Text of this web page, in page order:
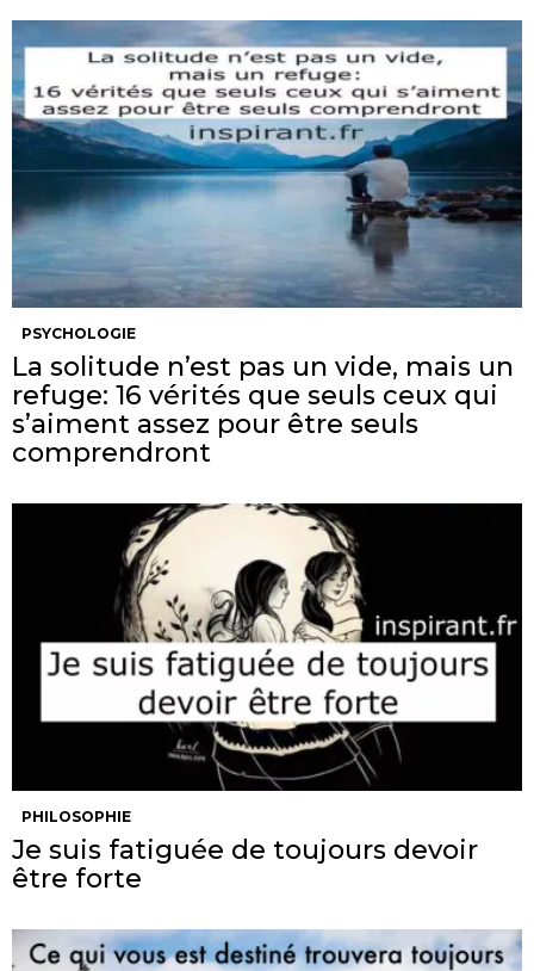
PSYCHOLOGIE
La solitude n’est pas un vide, mais un
refuge: 16 vérités que seuls ceux qui
s’aiment assez pour être seuls
comprendront
PHILOSOPHIE
Je suis fatiguée de toujours devoir
être forte